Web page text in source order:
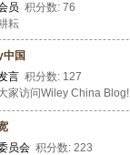
员 积分数: 76
耘
国
言 积分数: 127
家访问Wiley China Blog!
员会 积分数: 223